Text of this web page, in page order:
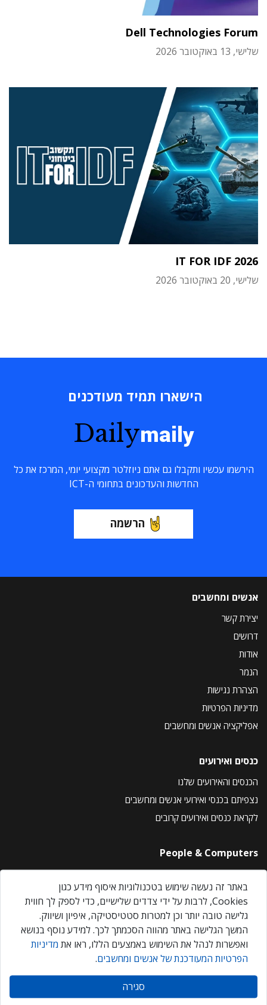
Dell Technologies Forum
שלישי, 13 באוקטובר 2026
IT FOR IDF 2026
שלישי, 20 באוקטובר 2026
הישארו תמיד מעודכנים
Dailymaily
הירשמו עכשיו ותקבלו גם אתם ניוזלטר מקצועי יומי, המרכז את כל
החדשות והעדכונים בתחומי ה-ICT
הרשמה
אנשים ומחשבים
יצירת קשר
דרושים
אודות
הנמר
הצהרת נגישות
מדיניות הפרטיות
אפליקציה אנשים ומחשבים
כנסים ואירועים
הכנסים והאירועים שלנו
נצפיתם בכנסי ואירועי אנשים ומחשבים
לקראת כנסים ואירועים קרובים
People & Computers
About Us
Privacy Policy
Contact Us
Our Events
אנשים ומחשבים © 2026 – כל הזכויות שמורות
באתר זה נעשה שימוש בטכנולוגיות איסוף מידע כגון
Cookies, לרבות על ידי צדדים שלישיים, כדי לספק לך חווית
גלישה טובה יותר וכן למטרות סטטיסטיקה, איפיון ושיווק.
המשך הגלישה באתר מהווה הסכמתך לכך. למידע נוסף בנושא
ואפשרות לנהל את השימוש באמצעים הללו, ראו את מדיניות
הפרטיות המעודכנת של אנשים ומחשבים.
סגירה